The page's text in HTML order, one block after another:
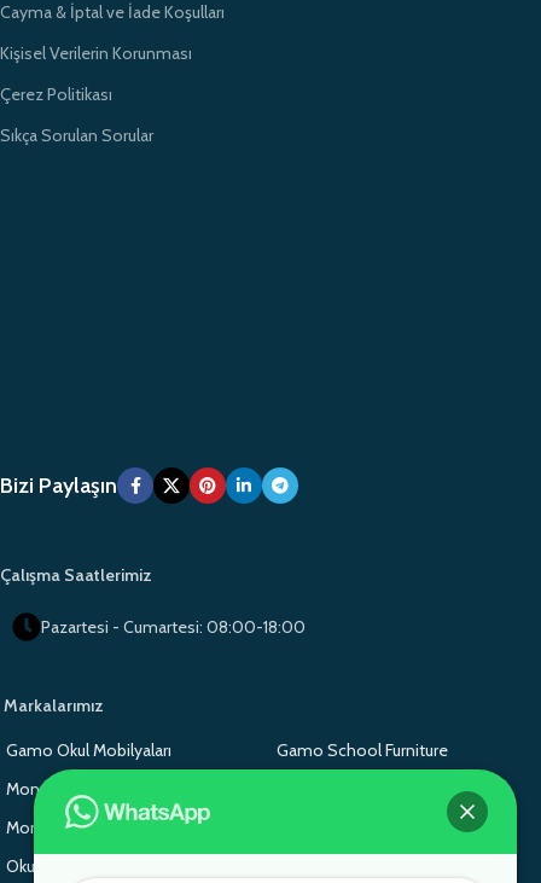
Cayma & İptal ve İade Koşulları
Kişisel Verilerin Korunması
Çerez Politikası
Sıkça Sorulan Sorular
Bizi Paylaşın
Çalışma Saatlerimiz
Pazartesi - Cumartesi: 08:00-18:00
Markalarımız
Gamo Okul Mobilyaları
Gamo School Furniture
Monoblok Sandalye
Monoblok Sandalye
Okul Sırası